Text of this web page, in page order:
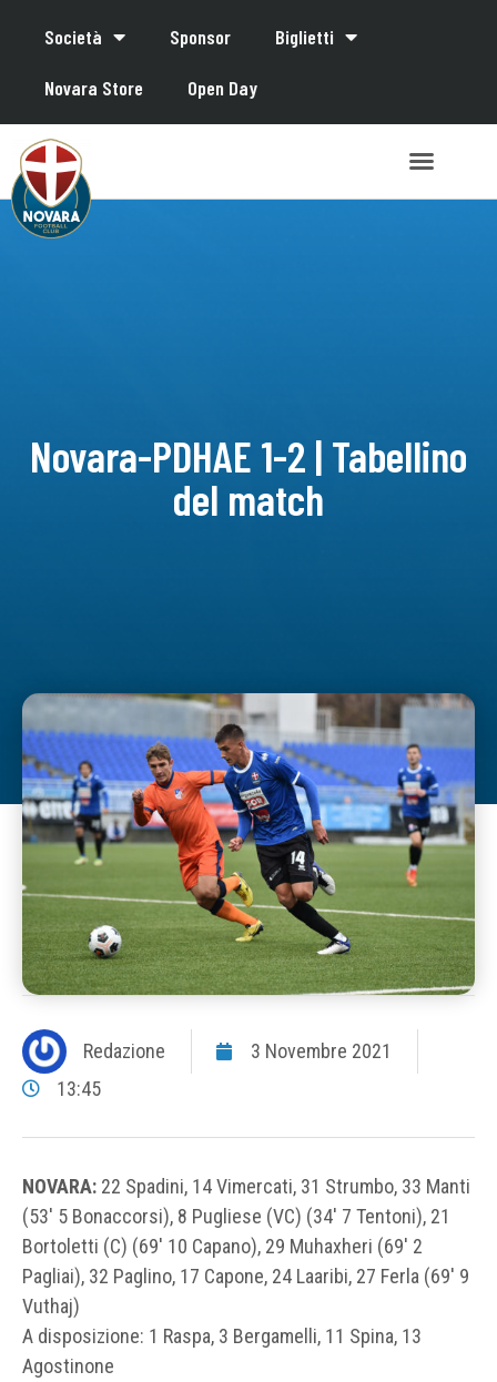
Società Sponsor Biglietti
Novara Store Open Day
Novara-PDHAE 1-2 | Tabellino
del match
Redazione
3 Novembre 2021
13:45
NOVARA: 22 Spadini, 14 Vimercati, 31 Strumbo, 33 Manti
(53′ 5 Bonaccorsi), 8 Pugliese (VC) (34′ 7 Tentoni), 21
Bortoletti (C) (69′ 10 Capano), 29 Muhaxheri (69′ 2
Pagliai), 32 Paglino, 17 Capone, 24 Laaribi, 27 Ferla (69′ 9
Vuthaj)
A disposizione: 1 Raspa, 3 Bergamelli, 11 Spina, 13
Agostinone